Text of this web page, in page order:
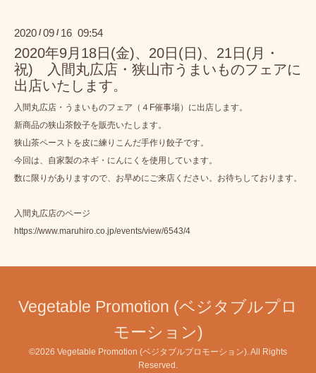
2020 / 09 / 16 09:54
2020年9月18日(金)、20日(日)、21日(月・
祝) 入間丸広店・狭山市うまいものフェアに
出店いたします。
入間丸広店・うまいものフェア（４F催事場）に出店します。
新商品の狭山茶餃子を販売いたします。
狭山茶ペーストを皮に練りこんだ手作り餃子です。
今回は、自家製のネギ・にんにくを使用しています。
数に限りがありますので、お早めにご来店ください。お待ちしております。
入間丸広店のページ
https://www.maruhiro.co.jp/events/view/6543/4
Vegetable Promotion (ベジタブルプロ
モーション)
©2026 Vegetable Promotion (ベジタブルプロモーション) . All Rights
Reserved.